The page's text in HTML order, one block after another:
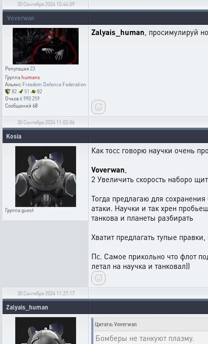
30 Сентября 2024 10:44:09
Voverwan
Репутация23
Группаhumans
Альянс Freedom Defence Federation
82
51
82
Очков6 990 259
Сообщений 68
Zalyais_human, просимулируй
30 Сентября 2024 11:02:06
Kosia
Группаguest
Как тосс говорю научки очень
Voverwan,
2 Увеличить скорость наборо
Тогда предлагаю для
атаки. Научки и так хрен
танкова и планеты разбирать
Хватит предлагать тупые
Пс. Самое прикольно что флот
летал на научка и танковал))
30 Сентября 2024 11:27:17
Zalyais_human
Цитата: Voverwan
Бомберы не танкуют плазму.